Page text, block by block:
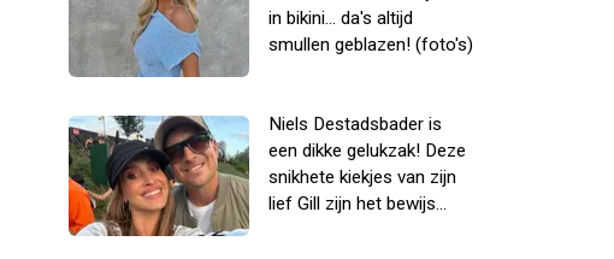
in bikini... da's altijd
smullen geblazen! (foto's)
Niels Destadsbader is
een dikke gelukzak! Deze
snikhete kiekjes van zijn
lief Gill zijn het bewijs...